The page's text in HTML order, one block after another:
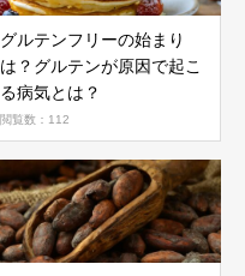
グルテンフリーの始まり
は？グルテンが原因で起こ
る病気とは？
閲覧数：112